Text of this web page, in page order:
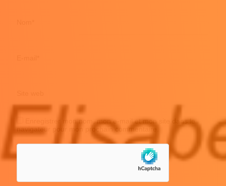
Enregistrer mon nom, mon e-mail et mon site dans le
navigateur pour mon prochain commentaire.